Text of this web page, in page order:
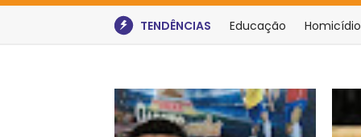
TENDÊNCIAS Educação Homicídio